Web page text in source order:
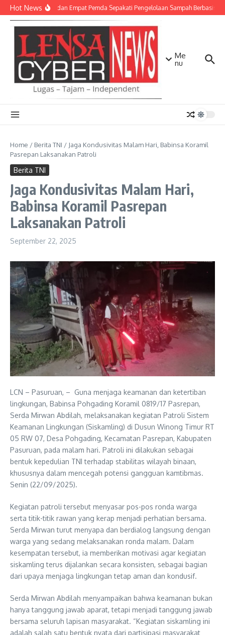
Lewati ke konten
Hot NewsTNI AD dan Empat Pemda Sepakati Pengelolaan Sampah Berbasis
Me
nu
Home / Berita TNI / Jaga Kondusivitas Malam Hari, Babinsa Koramil
Pasrepan Laksanakan Patroli
Berita TNI
Jaga Kondusivitas Malam Hari,
Babinsa Koramil Pasrepan
Laksanakan Patroli
September 22, 2025
LCN – Pasuruan, – Guna menjaga keamanan dan ketertiban
lingkungan, Babinsa Pohgading Koramil 0819/17 Pasrepan,
Serda Mirwan Abdilah, melaksanakan kegiatan Patroli Sistem
Keamanan Lingkungan (Siskamling) di Dusun Winong Timur RT
05 RW 07, Desa Pohgading, Kecamatan Pasrepan, Kabupaten
Pasuruan, pada malam hari. Patroli ini dilakukan sebagai
bentuk kepedulian TNI terhadap stabilitas wilayah binaan,
khususnya dalam mencegah potensi gangguan kamtibmas.
Senin (22/09/2025).
Kegiatan patroli tersebut menyasar pos-pos ronda warga
serta titik-titik rawan yang kerap menjadi perhatian bersama.
Serda Mirwan turut menyapa dan berdialog langsung dengan
warga yang sedang melaksanakan ronda malam. Dalam
kesempatan tersebut, ia memberikan motivasi agar kegiatan
siskamling terus dijalankan secara konsisten, sebagai bagian
dari upaya menjaga lingkungan tetap aman dan kondusif.
Serda Mirwan Abdilah menyampaikan bahwa keamanan bukan
hanya tanggung jawab aparat, tetapi menjadi tanggung jawab
bersama seluruh lapisan masyarakat. “Kegiatan siskamling ini
adalah salah satu bentuk nyata dari partisipasi masyarakat